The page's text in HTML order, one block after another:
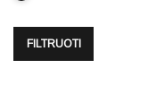
FILTRUOTI